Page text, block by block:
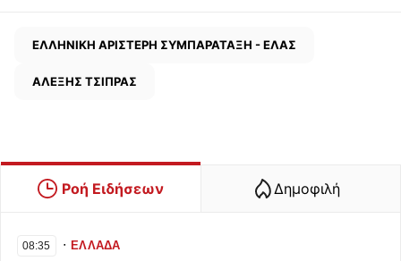
ΕΛΛΗΝΙΚΗ ΑΡΙΣΤΕΡΗ ΣΥΜΠΑΡΑΤΑΞΗ - ΕΛΑΣ
ΑΛΕΞΗΣ ΤΣΙΠΡΑΣ
Ροή Ειδήσεων Δημοφιλή
08:35 ∙ΕΛΛΑΔΑ